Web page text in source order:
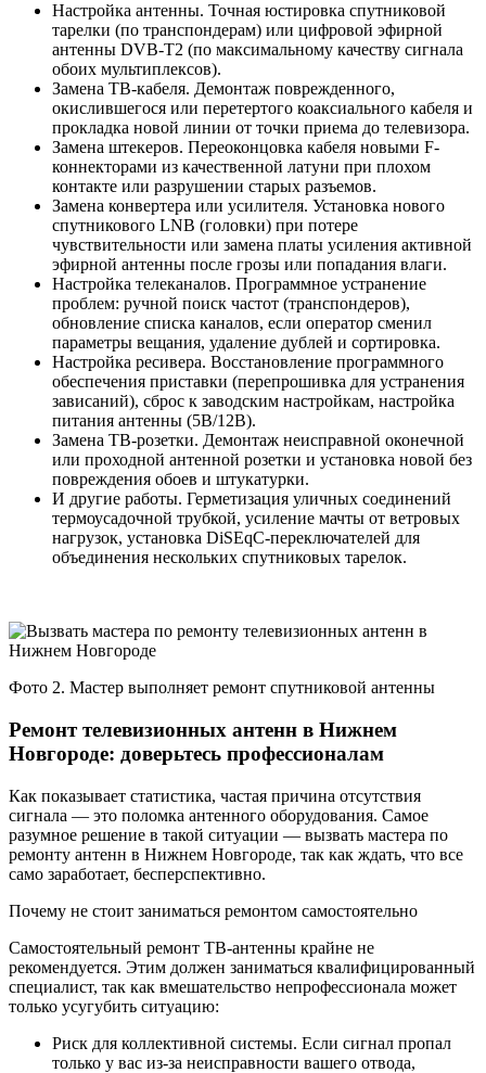
Настройка антенны. Точная юстировка спутниковой
тарелки (по транспондерам) или цифровой эфирной
антенны DVB-T2 (по максимальному качеству сигнала
обоих мультиплексов).
Замена ТВ-кабеля. Демонтаж поврежденного,
окислившегося или перетертого коаксиального кабеля и
прокладка новой линии от точки приема до телевизора.
Замена штекеров. Переоконцовка кабеля новыми F-
коннекторами из качественной латуни при плохом
контакте или разрушении старых разъемов.
Замена конвертера или усилителя. Установка нового
спутникового LNB (головки) при потере
чувствительности или замена платы усиления активной
эфирной антенны после грозы или попадания влаги.
Настройка телеканалов. Программное устранение
проблем: ручной поиск частот (транспондеров),
обновление списка каналов, если оператор сменил
параметры вещания, удаление дублей и сортировка.
Настройка ресивера. Восстановление программного
обеспечения приставки (перепрошивка для устранения
зависаний), сброс к заводским настройкам, настройка
питания антенны (5В/12В).
Замена ТВ-розетки. Демонтаж неисправной оконечной
или проходной антенной розетки и установка новой без
повреждения обоев и штукатурки.
И другие работы. Герметизация уличных соединений
термоусадочной трубкой, усиление мачты от ветровых
нагрузок, установка DiSEqC-переключателей для
объединения нескольких спутниковых тарелок.
Фото 2. Мастер выполняет ремонт спутниковой антенны
Ремонт телевизионных антенн в Нижнем
Новгороде: доверьтесь профессионалам
Как показывает статистика, частая причина отсутствия
сигнала — это поломка антенного оборудования. Самое
разумное решение в такой ситуации — вызвать мастера по
ремонту антенн в Нижнем Новгороде, так как ждать, что все
само заработает, бесперспективно.
Почему не стоит заниматься ремонтом самостоятельно
Самостоятельный ремонт ТВ-антенны крайне не
рекомендуется. Этим должен заниматься квалифицированный
специалист, так как вмешательство непрофессионала может
только усугубить ситуацию:
Риск для коллективной системы. Если сигнал пропал
только у вас из-за неисправности вашего отвода,